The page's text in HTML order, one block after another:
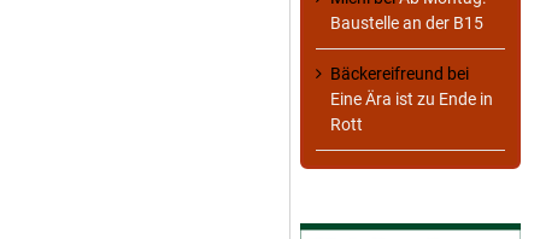
Baustelle an der B15
Bäckereifreund bei
Eine Ära ist zu Ende in
Rott